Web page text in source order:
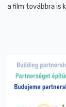
a film továbbra is